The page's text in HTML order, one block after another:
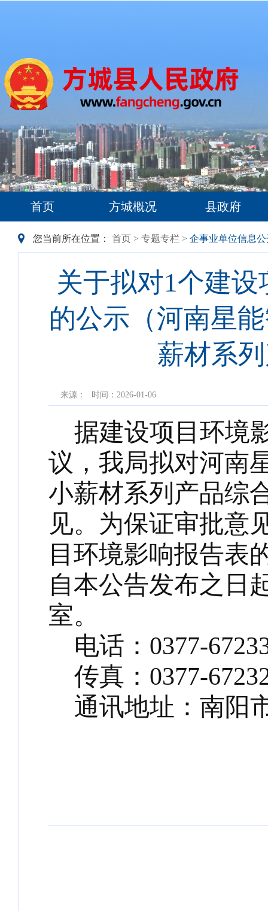
首页 方城概况 县政府
您当前所在位置： 首页 > 专题专栏 > 企事业单位信息公
关于拟对1个建
的公示（河南星
薪材系
来源： 时间：2026-01-06
据建设项目环境
议，我局拟对河南
小薪材系列产品综
见。为保证审批意
目环境影响报告表
自本公告发布之日
室。
电话： 0377-
传真： 0377-
通讯地址：南阳